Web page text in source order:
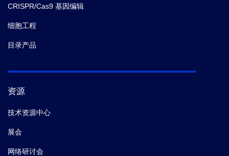
CRISPR/Cas9 基因编辑
细胞工程
目录产品
资源
技术资源中心
展会
网络研讨会